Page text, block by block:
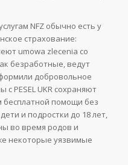
NFZ обычно есть у
страхование:
umowa zlecenia со
безработные, ведут
добровольное
PESEL UKR сохраняют
помощи без
и подростки до 18 лет,
во время родов и
некоторые уязвимые